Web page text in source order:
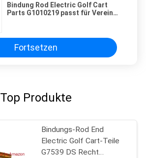
Bindung Rod Electric Golf Cart
Parts G1010219 passt für Verein-
Fortsetzen
Top Produkte
Bindungs-Rod End
Electric Golf Cart-Teile
G7539 DS Recht